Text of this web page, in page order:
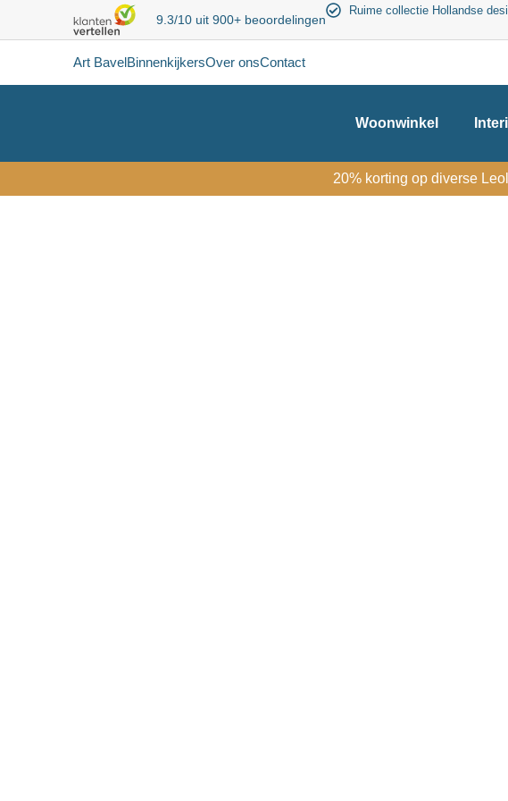
9.3/10 uit 900+ beoordelingen
Ruime collectie Hollandse
Art BavelBinnenkijkersOver onsContact
Woonwinkel
20% korting op diverse